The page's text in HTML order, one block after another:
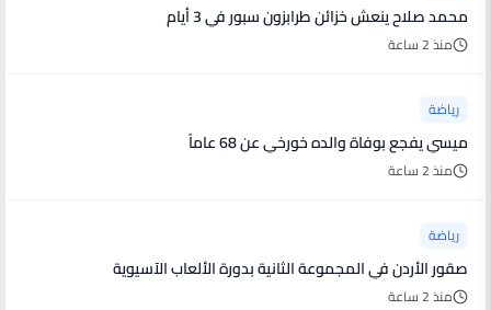
محمد صلاح ينعش خزائن طرابزون سبور في 3 أيام
منذ 2 ساعة
رياضة
ميسي يفجع بوفاة والده خورخي عن 68 عاماً
منذ 2 ساعة
رياضة
صقور الأردن في المجموعة الثانية بدورة الألعاب الآسيوية
منذ 2 ساعة